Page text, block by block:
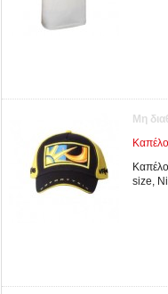
Μη
size,